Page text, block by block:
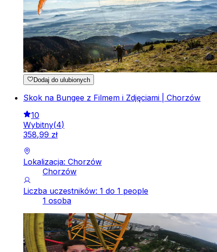
Dodaj do ulubionych
Skok na Bungee z Filmem i Zdjęciami | Chorzów
10
Wybitny(4)
358,99 zł
Lokalizacja: Chorzów
Chorzów
Liczba uczestników: 1 do 1 people
1 osoba